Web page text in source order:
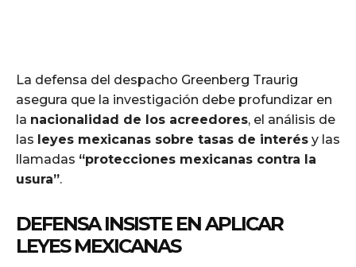
La defensa del despacho Greenberg Traurig
asegura que la investigación debe profundizar en
la nacionalidad de los acreedores, el análisis de
las leyes mexicanas sobre tasas de interés y las
llamadas “protecciones mexicanas contra la
usura”.
DEFENSA INSISTE EN APLICAR
LEYES MEXICANAS